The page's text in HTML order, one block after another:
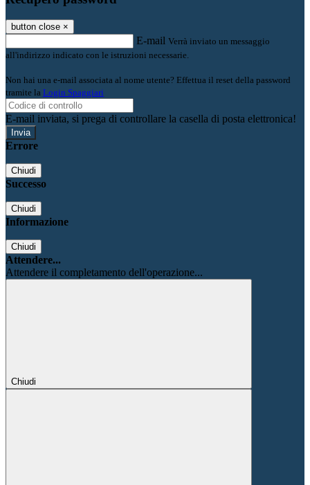
button close ×
E-mail Verrà inviato un messaggio
all'indirizzo indicato con le istruzioni necessarie.
Non hai una e-mail associata al nome utente? Effettua il reset della password
tramite la Login Spaggiari
E-mail inviata, si prega di controllare la casella di posta elettronica!
Errore
Chiudi
Successo
Chiudi
Informazione
Chiudi
Attendere...
Attendere il completamento dell'operazione...
Chiudi